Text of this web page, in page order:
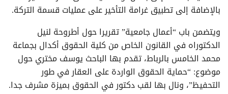
بالإضافة إلى تطبيق غرامة التأخير على عمليات قسمة التركة.
ويتضمن باب “أعمال جامعية” تقريرا حول أطروحة لنيل
الدكتوراه في القانون الخاص من كلية الحقوق أكدال بجماعة
محمد الخامس بالرباط، تقدم بها الباحث يوسف مختري حول
موضوع: “حماية الحقوق الواردة على العقار في طور
التحفيظ”، ونال بها لقب دكتور في الحقوق بميزة مشرف جدا.